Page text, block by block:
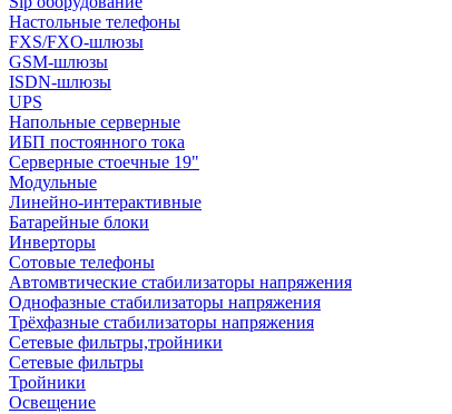
Настольные телефоны
FXS/FXO-шлюзы
GSM-шлюзы
ISDN-шлюзы
UPS
Напольные серверные
ИБП постоянного тока
Серверные стоечные 19"
Модульные
Линейно-интерактивные
Батарейные блоки
Инверторы
Сотовые телефоны
Автомвтические стабилизаторы напряжения
Однофазные стабилизаторы напряжения
Трёхфазные стабилизаторы напряжения
Сетевые фильтры,тройники
Сетевые фильтры
Тройники
Освещение